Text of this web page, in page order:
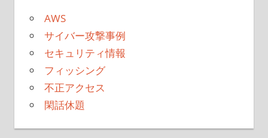
AWS
サイバー攻撃事例
セキュリティ情報
フィッシング
不正アクセス
閑話休題